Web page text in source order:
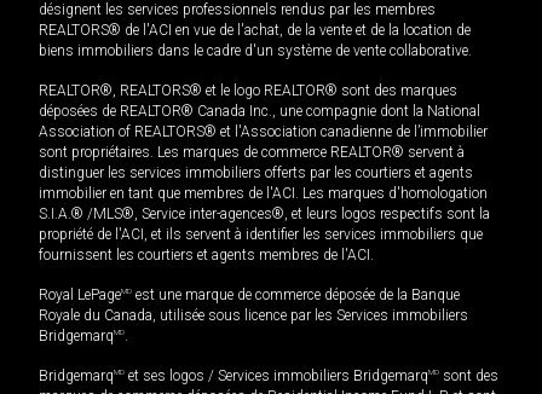
désignent les services professionnels rendus par les membres
REALTORS® de l'ACI en vue de l'achat, de la vente et de la location de
biens immobiliers dans le cadre d'un système de vente collaborative.
REALTOR®, REALTORS® et le logo REALTOR® sont des marques
déposées de REALTOR® Canada Inc., une compagnie dont la National
Association of REALTORS® et l'Association canadienne de l’immobilier
sont propriétaires. Les marques de commerce REALTOR® servent à
distinguer les services immobiliers offerts par les courtiers et agents
immobilier en tant que membres de l'ACI. Les marques d'homologation
S.I.A.® /MLS®, Service inter-agences®, et leurs logos respectifs sont la
propriété de l'ACI, et ils servent à identifier les services immobiliers que
fournissent les courtiers et agents membres de l'ACI.
Royal LePageMD est une marque de commerce déposée de la Banque
Royale du Canada, utilisée sous licence par les Services immobiliers
BridgemarqMD.
BridgemarqMD et ses logos / Services immobiliers BridgemarqMD sont des